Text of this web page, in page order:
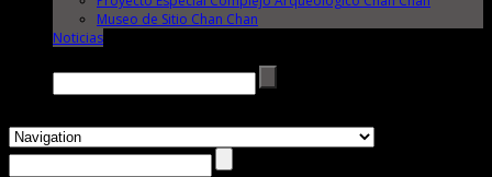
Museo de Sitio Chan Chan
Noticias